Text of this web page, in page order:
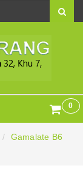
0
Gamalate B6